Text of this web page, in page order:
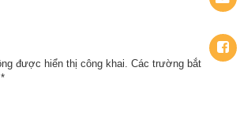
công, dát mỏng, tạo hình nên được
bồn nước, thìa, dĩa, bàn ghế,…
có đầy đủ tính năng ưu việt của
được hiển thị công khai. Các trường bắt
*